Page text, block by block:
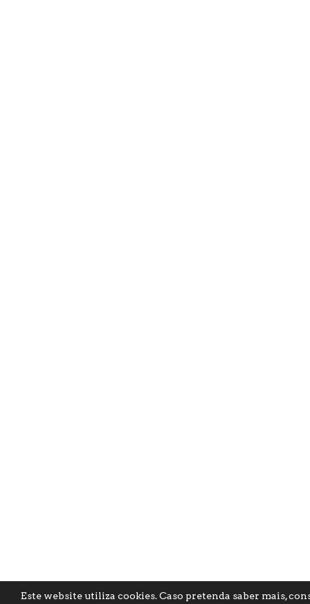
Este website utiliza cookies. Caso pretenda saber mais,